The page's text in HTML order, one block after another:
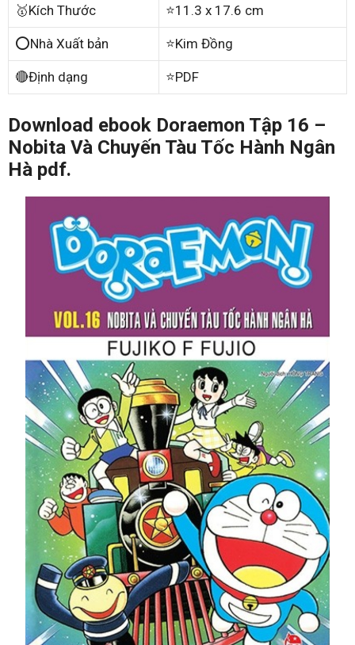
🥇Kích Thước ⭐11.3 x 17.6 cm
⭕Nhà Xuất bản ⭐Kim Đồng
🔴Định dạng ⭐PDF
Download ebook Doraemon Tập 16 –
Nobita Và Chuyến Tàu Tốc Hành Ngân
Hà pdf.